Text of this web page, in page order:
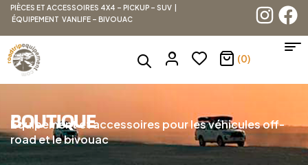
PIÈCES ET ACCESSOIRES 4X4 – PICKUP – SUV |
ÉQUIPEMENT VANLIFE – BIVOUAC
(0)
BOUTIQUE
Équipement et accessoires pour les véhicules off-
road et le bivouac